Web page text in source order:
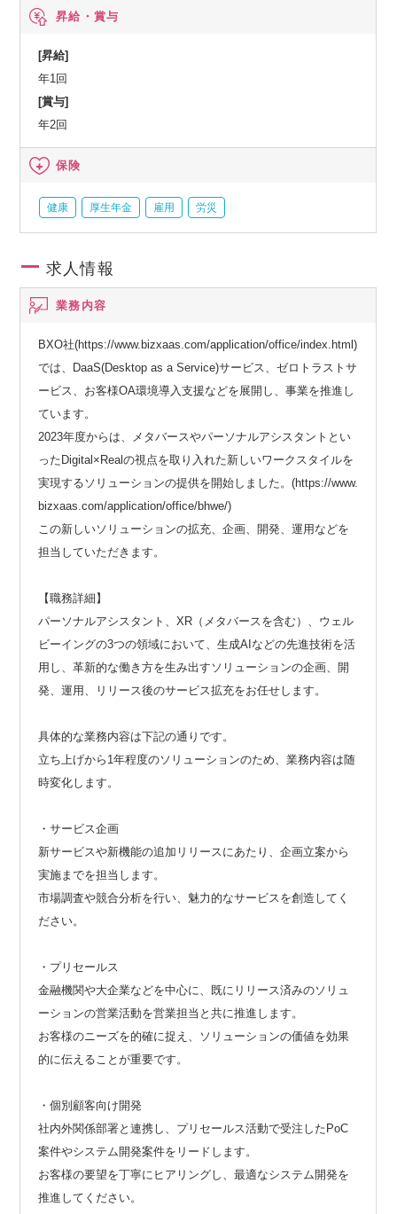
介護支援サービス、結婚祝い金、弔慰料、災害見舞金など、
社員食堂、企業年金（企業年金基金、確定拠出年金）、電気
通信共済会(個人年金、遺児育英基金)
昇給・賞与
[昇給]
年1回
[賞与]
年2回
保険
健康 厚生年金 雇用 労災
求人情報
業務内容
BXO社(https://www.bizxaas.com/application/office/index.html)
では、DaaS(Desktop as a Service)サービス、ゼロトラストサ
ービス、お客様OA環境導入支援などを展開し、事業を推進し
ています。
2023年度からは、メタバースやパーソナルアシスタントとい
ったDigital×Realの視点を取り入れた新しいワークスタイルを
実現するソリューションの提供を開始しました。(https://www.
bizxaas.com/application/office/bhwe/)
この新しいソリューションの拡充、企画、開発、運用などを
担当していただきます。
【職務詳細】
パーソナルアシスタント、XR（メタバースを含む）、ウェル
ビーイングの3つの領域において、生成AIなどの先進技術を活
用し、革新的な働き方を生み出すソリューションの企画、開
発、運用、リリース後のサービス拡充をお任せします。
具体的な業務内容は下記の通りです。
立ち上げから1年程度のソリューションのため、業務内容は随
時変化します。
・サービス企画
新サービスや新機能の追加リリースにあたり、企画立案から
実施までを担当します。
市場調査や競合分析を行い、魅力的なサービスを創造してく
ださい。
・プリセールス
金融機関や大企業などを中心に、既にリリース済みのソリュ
ーションの営業活動を営業担当と共に推進します。
お客様のニーズを的確に捉え、ソリューションの価値を効果
的に伝えることが重要です。
・個別顧客向け開発
社内外関係部署と連携し、プリセールス活動で受注したPoC
案件やシステム開発案件をリードします。
お客様の要望を丁寧にヒアリングし、最適なシステム開発を
推進してください。